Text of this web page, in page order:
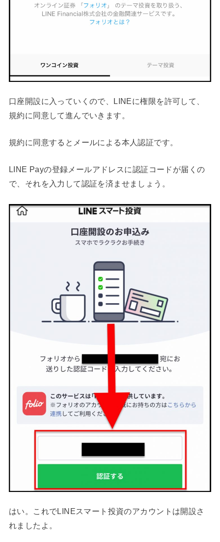
口座開設に入っていくので、LINEに権限を許可して、
規約に同意して進んでいきます。
規約に同意するとメールによる本人認証です。
LINE Payの登録メールアドレスに認証コードが届くの
で、それを入力して認証を済ませましょう。
はい。これでLINEスマート投資のアカウントは開設さ
れましたよ。